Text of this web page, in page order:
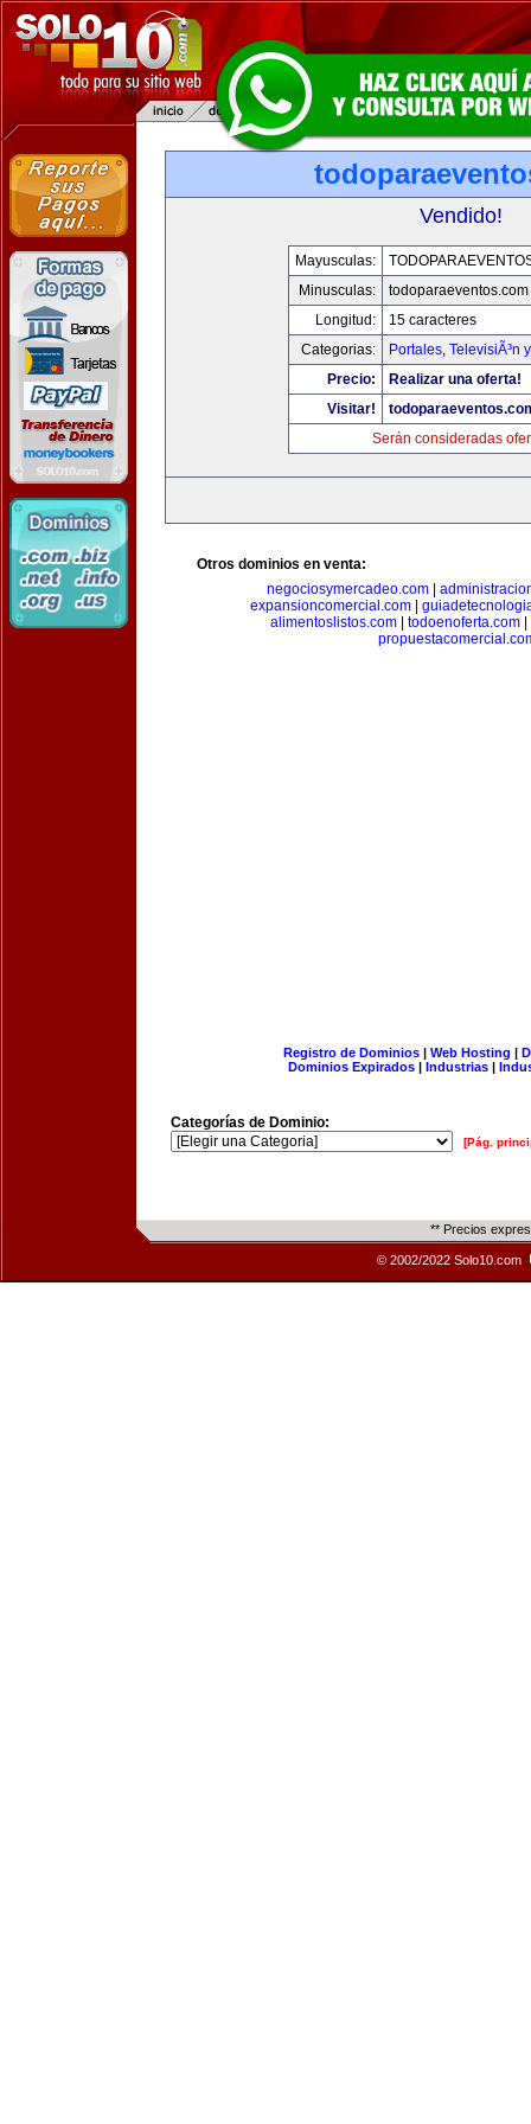
Vendido!
Mayusculas:
Minusculas:
todoparaeventos.com
Longitud:
15 caracteres
Categorias:
Portales, TelevisiÃ³n
Precio:
Realizar una oferta!
Visitar!
Serán consideradas
Otros dominios en venta:
negociosymercadeo.com|
expansioncomercial.com|
alimentoslistos.com| todoenoferta.com|
Registro de Dominios| Web Hosting |
Dominios Expirados | Industrias |
Categorías de Dominio:
[Pág.
** Precios
© 2002/2022 Solo10.com